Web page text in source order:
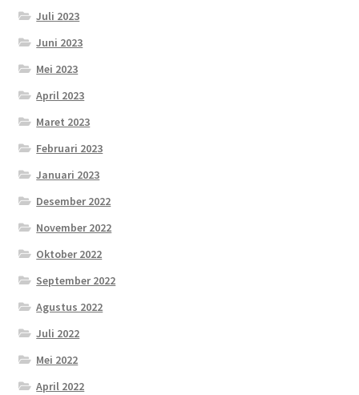
Juli 2023
Juni 2023
Mei 2023
April 2023
Maret 2023
Februari 2023
Januari 2023
Desember 2022
November 2022
Oktober 2022
September 2022
Agustus 2022
Juli 2022
Mei 2022
April 2022